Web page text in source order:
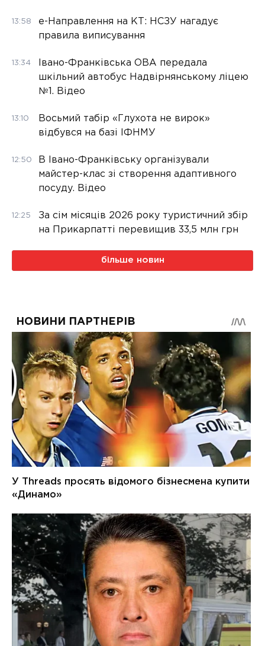
13:58
е-Направлення на КТ: НСЗУ нагадує
правила виписування
13:34
Івано-Франківська ОВА передала
шкільний автобус Надвірнянському ліцею
№1. Відео
13:10
Восьмий табір «Глухота не вирок»
відбувся на базі ІФНМУ
12:50
В Івано-Франківську організували
майстер-клас зі створення адаптивного
посуду. Відео
12:25
За сім місяців 2026 року туристичний збір
на Прикарпатті перевищив 33,5 млн грн
більше новин